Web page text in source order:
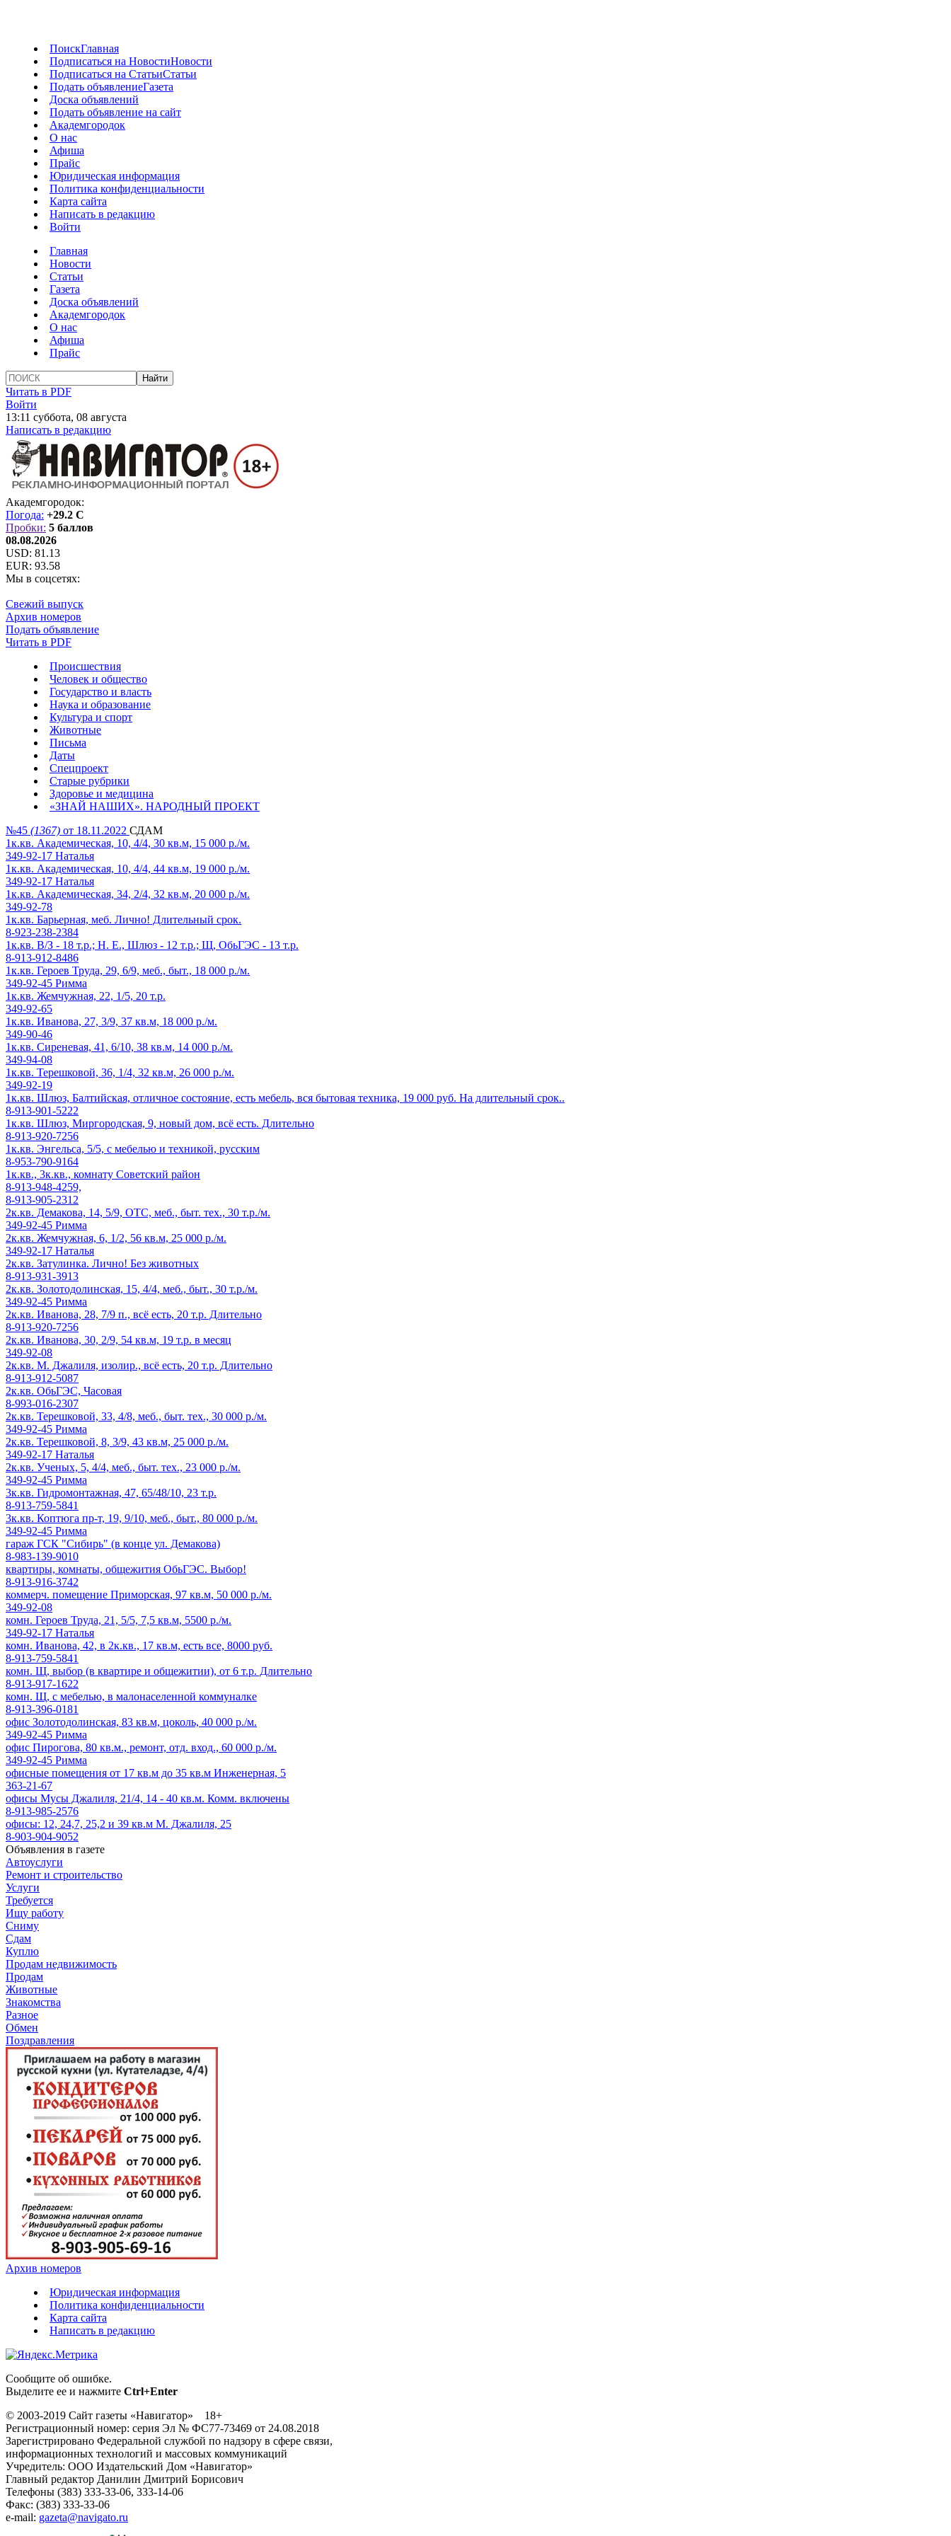
ПоискГлавная
Подписаться на НовостиНовости
Подписаться на СтатьиСтатьи
Подать объявлениеГазета
Доска объявлений
Подать объявление на сайт
Академгородок
О нас
Афиша
Прайс
Юридическая информация
Политика конфиденциальности
Карта сайта
Написать в редакцию
Войти
Главная
Новости
Статьи
Газета
Доска объявлений
Академгородок
О нас
Афиша
Прайс
Читать в PDF
Войти
13:11 суббота, 08 августа
Написать в редакцию
Академгородок:
Погода: +29.2 C
Пробки: 5 баллов
08.08.2026
USD: 81.13
EUR: 93.58
Мы в соцсетях:
Свежий выпуск
Архив номеров
Подать объявление
Читать в PDF
Происшествия
Человек и общество
Государство и власть
Наука и образование
Культура и спорт
Животные
Письма
Даты
Спецпроект
Старые рубрики
Здоровье и медицина
«ЗНАЙ НАШИХ». НАРОДНЫЙ ПРОЕКТ
№45 (1367) от 18.11.2022 СДАМ
1к.кв. Академическая, 10, 4/4, 30 кв.м, 15 000 р./м.
349-92-17 Наталья
1к.кв. Академическая, 10, 4/4, 44 кв.м, 19 000 р./м.
349-92-17 Наталья
1к.кв. Академическая, 34, 2/4, 32 кв.м, 20 000 р./м.
349-92-78
1к.кв. Барьерная, меб. Лично! Длительный срок.
8-923-238-2384
1к.кв. В/З - 18 т.р.; Н. Е., Шлюз - 12 т.р.; Щ, ОбьГЭС - 13 т.р.
8-913-912-8486
1к.кв. Героев Труда, 29, 6/9, меб., быт., 18 000 р./м.
349-92-45 Римма
1к.кв. Жемчужная, 22, 1/5, 20 т.р.
349-92-65
1к.кв. Иванова, 27, 3/9, 37 кв.м, 18 000 р./м.
349-90-46
1к.кв. Сиреневая, 41, 6/10, 38 кв.м, 14 000 р./м.
349-94-08
1к.кв. Терешковой, 36, 1/4, 32 кв.м, 26 000 р./м.
349-92-19
1к.кв. Шлюз, Балтийская, отличное состояние, есть мебель, вся бытовая техника, 19 000 руб. На длительный срок..
8-913-901-5222
1к.кв. Шлюз, Миргородская, 9, новый дом, всё есть. Длительно
8-913-920-7256
1к.кв. Энгельса, 5/5, с мебелью и техникой, русским
8-953-790-9164
1к.кв., 3к.кв., комнату Советский район
8-913-948-4259,
8-913-905-2312
2к.кв. Демакова, 14, 5/9, ОТС, меб., быт. тех., 30 т.р./м.
349-92-45 Римма
2к.кв. Жемчужная, 6, 1/2, 56 кв.м, 25 000 р./м.
349-92-17 Наталья
2к.кв. Затулинка. Лично! Без животных
8-913-931-3913
2к.кв. Золотодолинская, 15, 4/4, меб., быт., 30 т.р./м.
349-92-45 Римма
2к.кв. Иванова, 28, 7/9 п., всё есть, 20 т.р. Длительно
8-913-920-7256
2к.кв. Иванова, 30, 2/9, 54 кв.м, 19 т.р. в месяц
349-92-08
2к.кв. М. Джалиля, изолир., всё есть, 20 т.р. Длительно
8-913-912-5087
2к.кв. ОбьГЭС, Часовая
8-993-016-2307
2к.кв. Терешковой, 33, 4/8, меб., быт. тех., 30 000 р./м.
349-92-45 Римма
2к.кв. Терешковой, 8, 3/9, 43 кв.м, 25 000 р./м.
349-92-17 Наталья
2к.кв. Ученых, 5, 4/4, меб., быт. тех., 23 000 р./м.
349-92-45 Римма
3к.кв. Гидромонтажная, 47, 65/48/10, 23 т.р.
8-913-759-5841
3к.кв. Коптюга пр-т, 19, 9/10, меб., быт., 80 000 р./м.
349-92-45 Римма
гараж ГСК "Сибирь" (в конце ул. Демакова)
8-983-139-9010
квартиры, комнаты, общежития ОбьГЭС. Выбор!
8-913-916-3742
коммерч. помещение Приморская, 97 кв.м, 50 000 р./м.
349-92-08
комн. Героев Труда, 21, 5/5, 7,5 кв.м, 5500 р./м.
349-92-17 Наталья
комн. Иванова, 42, в 2к.кв., 17 кв.м, есть все, 8000 руб.
8-913-759-5841
комн. Щ, выбор (в квартире и общежитии), от 6 т.р. Длительно
8-913-917-1622
комн. Щ, с мебелью, в малонаселенной коммуналке
8-913-396-0181
офис Золотодолинская, 83 кв.м, цоколь, 40 000 р./м.
349-92-45 Римма
офис Пирогова, 80 кв.м., ремонт, отд. вход., 60 000 р./м.
349-92-45 Римма
офисные помещения от 17 кв.м до 35 кв.м Инженерная, 5
363-21-67
офисы Мусы Джалиля, 21/4, 14 - 40 кв.м. Комм. включены
8-913-985-2576
офисы: 12, 24,7, 25,2 и 39 кв.м М. Джалиля, 25
8-903-904-9052
Объявления в газете
Автоуслуги
Ремонт и строительство
Услуги
Требуется
Ищу работу
Сниму
Сдам
Куплю
Продам недвижимость
Продам
Животные
Знакомства
Разное
Обмен
Поздравления
Архив номеров
Юридическая информация
Политика конфиденциальности
Карта сайта
Написать в редакцию
Сообщите об ошибке.
Выделите ее и нажмите Ctrl+Enter
© 2003-2019 Сайт газеты «Навигатор» 18+
Регистрационный номер: серия Эл № ФС77-73469 от 24.08.2018
Зарегистрировано Федеральной службой по надзору в сфере связи,
информационных технологий и массовых коммуникаций
Учредитель: ООО Издательский Дом «Навигатор»
Главный редактор Данилин Дмитрий Борисович
Телефоны (383) 333-33-06, 333-14-06
Факс: (383) 333-33-06
e-mail: gazeta@navigato.ru